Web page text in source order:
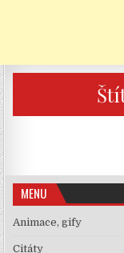
MENU
Animace, gify
Citáty